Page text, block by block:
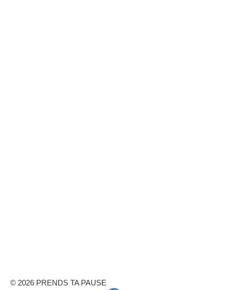
© 2026 PRENDS TA PAUSE